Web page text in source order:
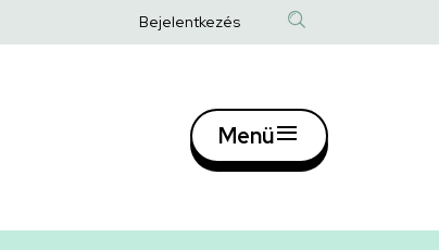
Anonim
menüje
Bejelentkezés
Fő
Menü